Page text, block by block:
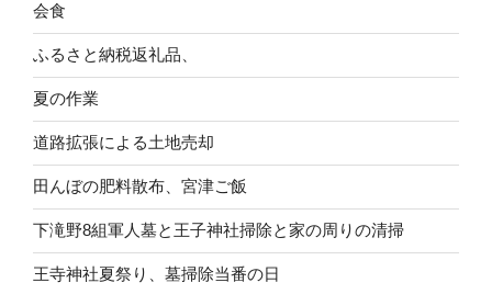
会食
ふるさと納税返礼品、
夏の作業
道路拡張による土地売却
田んぼの肥料散布、宮津ご飯
下滝野8組軍人墓と王子神社掃除と家の周りの清掃
王寺神社夏祭り、墓掃除当番の日